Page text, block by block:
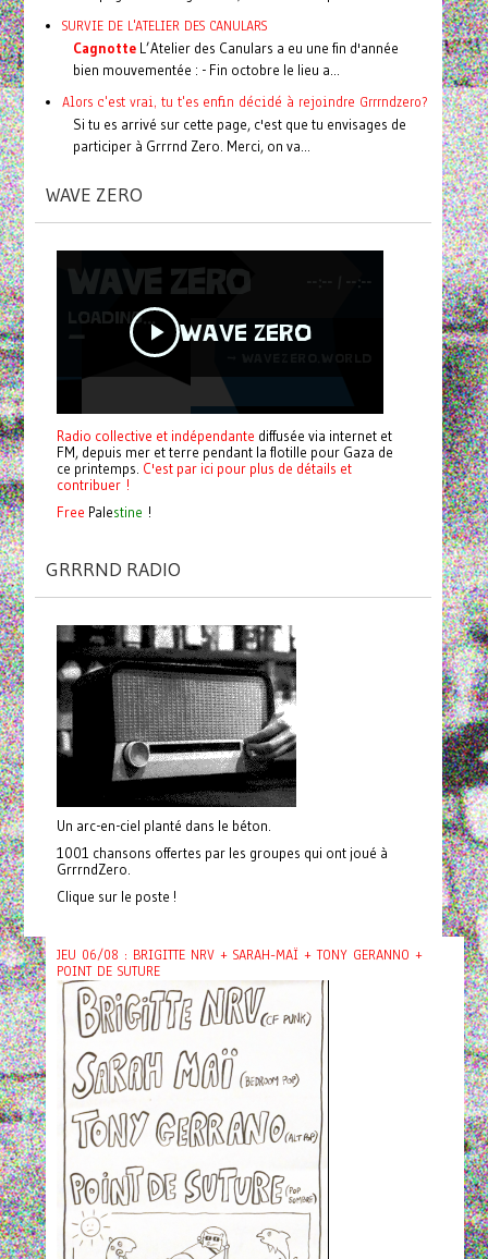
SURVIE DE L'ATELIER DES CANULARS
CagnotteL’Atelier des Canulars a eu une fin d'année
bien mouvementée : - Fin octobre le lieu a...
Alors c'est vrai, tu t'es enfin décidé à rejoindre Grrrndzero?
Si tu es arrivé sur cette page, c'est que tu envisages de
participer à Grrrnd Zero. Merci, on va...
WAVE ZERO
Radio collective et indépendante diffusée via internet et
FM, depuis mer et terre pendant la flotille pour Gaza de
ce printemps. C'est par ici pour plus de détails et
contribuer !
Free Palestine !
GRRRND RADIO
Un arc-en-ciel planté dans le béton.
1001 chansons offertes par les groupes qui ont joué à
GrrrndZero.
Clique sur le poste !
JEU 06/08 : BRIGITTE NRV + SARAH-MAÏ + TONY GERANNO +
POINT DE SUTURE